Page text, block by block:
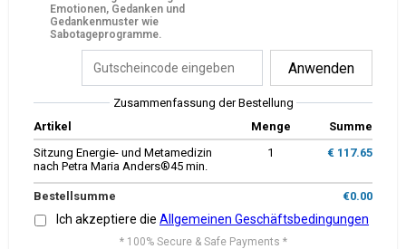
Emotionen, Gedanken und
Gedankenmuster wie
Sabotageprogramme.
Anwenden
Zusammenfassung der Bestellung
Artikel
Menge
Summe
Sitzung Energie- und Metamedizin
nach Petra Maria Anders®️45 min.
1 € 117.65
Bestellsumme €0.00
Ich akzeptiere die Allgemeinen Geschäftsbedingungen
* 100% Secure & Safe Payments *